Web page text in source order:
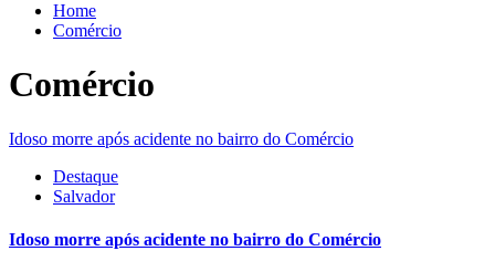
Home
Comércio
Comércio
Idoso morre após acidente no bairro do Comércio
Destaque
Salvador
Idoso morre após acidente no bairro do Comércio